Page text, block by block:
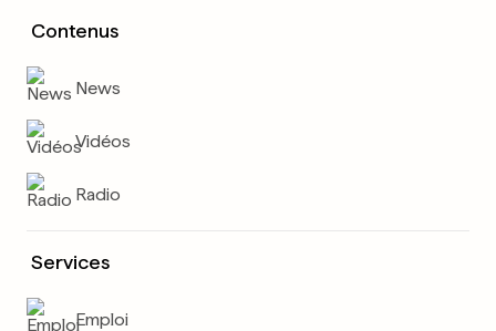
Contenus
News
Vidéos
Radio
Services
Emploi